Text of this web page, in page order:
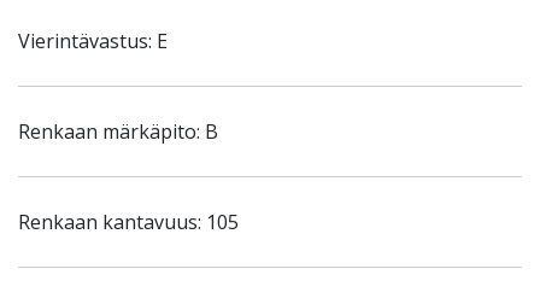
Vierintävastus: E
Renkaan märkäpito: B
Renkaan kantavuus: 105